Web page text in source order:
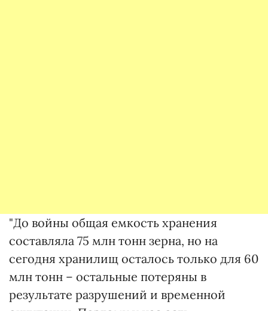
"До войны общая емкость хранения
составляла 75 млн тонн зерна, но на
сегодня хранилищ осталось только для 60
млн тонн – остальные потеряны в
результате разрушений и временной